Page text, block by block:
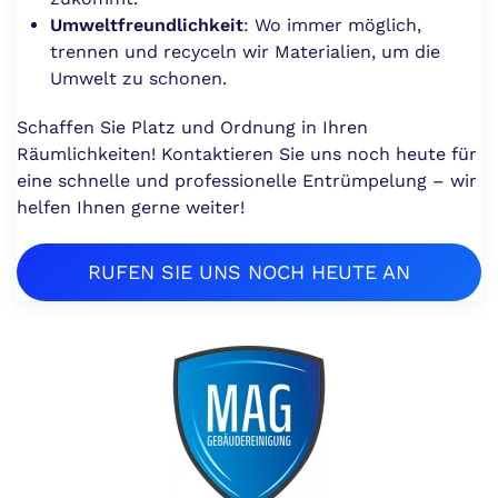
Umweltfreundlichkeit: Wo immer möglich,
trennen und recyceln wir Materialien, um die
Umwelt zu schonen.
Schaffen Sie Platz und Ordnung in Ihren
Räumlichkeiten! Kontaktieren Sie uns noch heute für
eine schnelle und professionelle Entrümpelung – wir
helfen Ihnen gerne weiter!
RUFEN SIE UNS NOCH HEUTE AN